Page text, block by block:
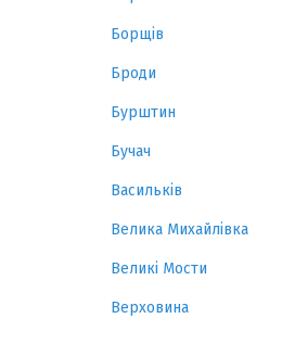
Борщів
Броди
Бурштин
Бучач
Васильків
Велика Михайлівка
Великі Мости
Верховина